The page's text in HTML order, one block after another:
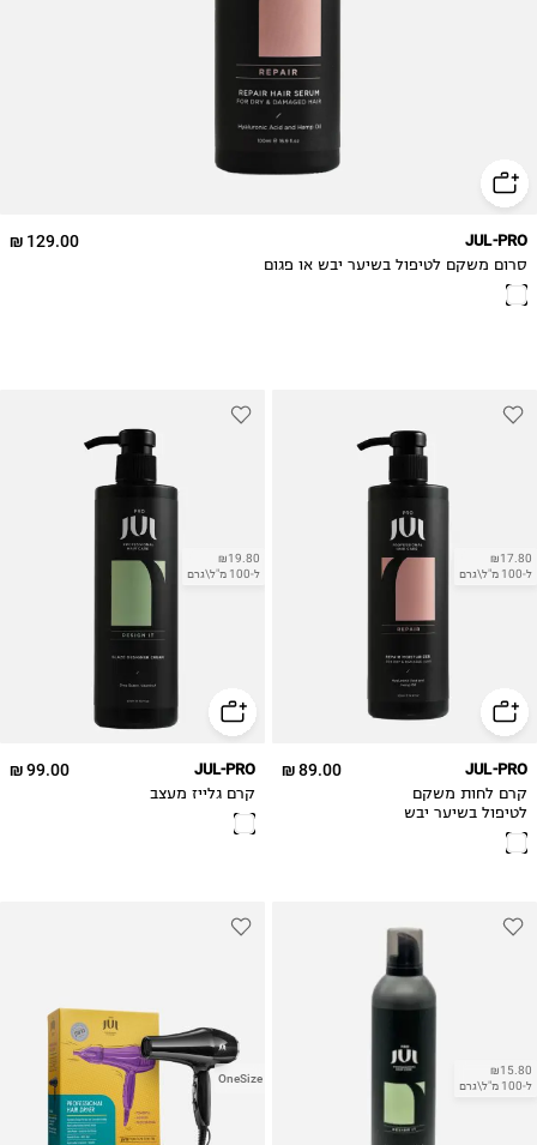
129.00 ₪ JUL-PRO
סרום משקם לטיפול בשיער יבש או פגום
₪17.80
ל-100 מ"ל\גרם
89.00 ₪ JUL-PRO
קרם לחות משקם
לטיפול בשיער יבש
או פגום
₪19.80
ל-100 מ"ל\גרם
99.00 ₪ JUL-PRO
קרם גלייז מעצב
₪15.80
ל-100 מ"ל\גרם
OneSize